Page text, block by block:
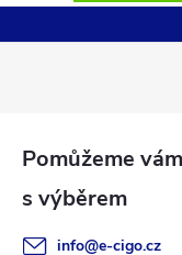
info@e-cigo.cz